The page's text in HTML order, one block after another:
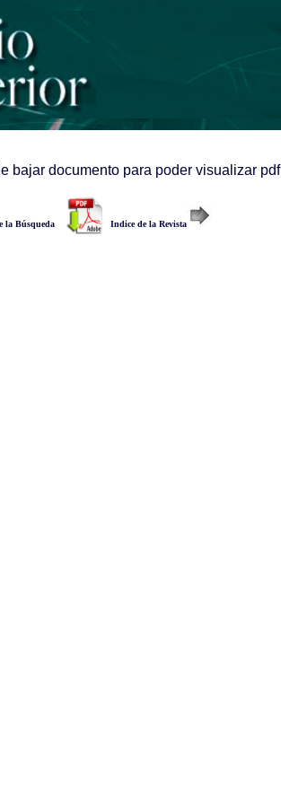
bajar documento para poder visualizar pdf
la Búsqueda Indice de la Revista